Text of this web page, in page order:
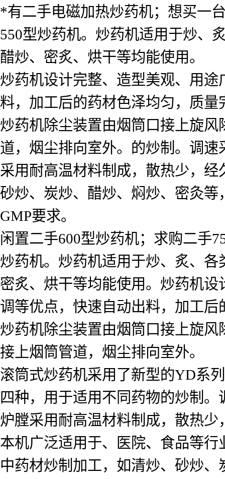
*有二手电磁加热炒药机；想买一
550型炒药机。炒药机适用于炒、
醋炒、密炙、烘干等均能使用。
炒药机设计完整、造型美观、用
料，加工后的药材色泽均匀，质量
炒药机除尘装置由烟筒口接上旋
道，烟尘排向室外。的炒制。调
采用耐高温材料制成，散热少，经
砂炒、炭炒、醋炒、焖炒、密灸
GMP要求。
闲置二手600型炒药机；求购二手
炒药机。炒药机适用于炒、炙、
密炙、烘干等均能使用。炒药机
调等优点，快速自动出料，加工
炒药机除尘装置由烟筒口接上旋
接上烟筒管道，烟尘排向室外。
滚筒式炒药机采用了新型的YD系
四种，用于适用不同药物的炒制
炉膛采用耐高温材料制成，散热少
本机广泛适用于、医院、食品等
中药材炒制加工，如清炒、砂炒